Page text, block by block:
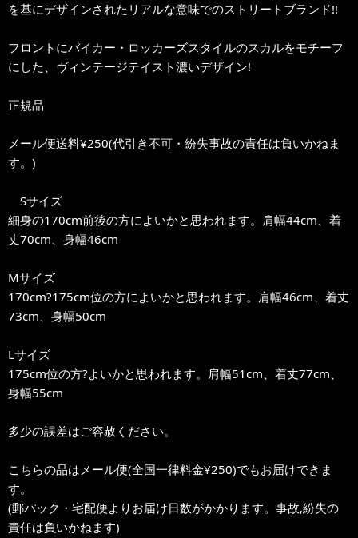
を基にデザインされたリアルな意味でのストリートブランド!!
フロントにバイカー・ロッカーズスタイルのスカルをモチーフ
にした、ヴィンテージテイスト濃いデザイン!
正規品
メール便送料¥250(代引き不可・紛失事故の責任は負いかねま
す。)
Sサイズ
細身の170cm前後の方によいかと思われます。肩幅44cm、着
丈70cm、身幅46cm
Mサイズ
170cm?175cm位の方によいかと思われます。肩幅46cm、着丈
73cm、身幅50cm
Lサイズ
175cm位の方?よいかと思われます。肩幅51cm、着丈77cm、
身幅55cm
多少の誤差はご容赦ください。
こちらの品はメール便(全国一律料金¥250)でもお届けできま
す。
(郵パック・宅配便よりお届け日数がかかります。事故,紛失の
責任は負いかねます)